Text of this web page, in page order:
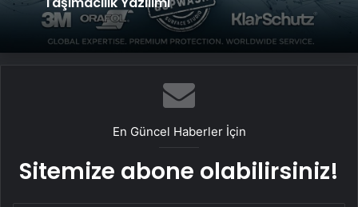
UETDS Nedir ? Uetds.com İle Akıllı Dijital
Taşımacılık Yazılımı
Datahost İle Güvenilir Sunucu Hizmetleri
En Güncel Haberler İçin
Sitemize abone olabilirsiniz!